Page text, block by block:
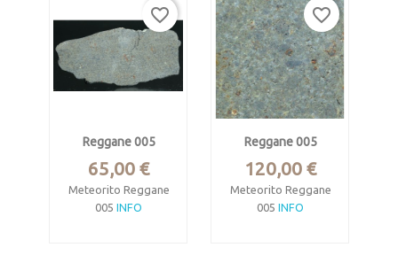
Reggane 005
Precio
65,00 €
Meteorito Reggane
005 INFO
favorite_border
Reggane 005
Precio
120,00 €
Meteorito Reggane
005 INFO
favorite_border